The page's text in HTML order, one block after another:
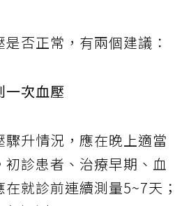
否正常，有兩個建議：
一次血壓
升情況，應在晚上適當
診患者、治療早期、血
就診前連續測量5~7天；